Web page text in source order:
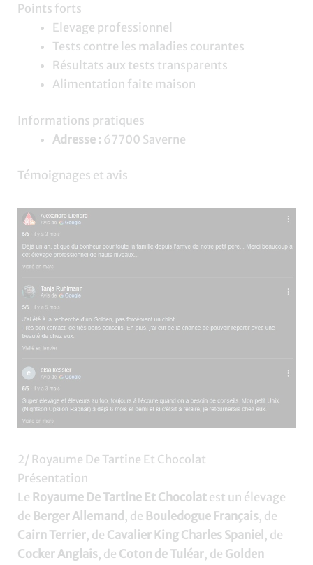
Points forts
Elevage professionnel
Tests contre les maladies courantes
Résultats aux tests transparents
Alimentation faite maison
Informations pratiques
Adresse : 67700 Saverne
Témoignages et avis
2/ Royaume De Tartine Et Chocolat
Présentation
Le Royaume De Tartine Et Chocolat est un élevage
de Berger Allemand , de Bouledogue Français, de
Cairn Terrier, de Cavalier King Charles Spaniel , de
Cocker Anglais, de Coton de Tuléar, de Golden